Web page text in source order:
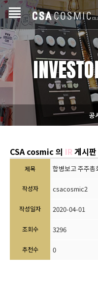
공
CSA cosmic 의 IR게시
제목 합병보고 주주총
작성자 csacosmic2
작성일자 2020-04-01
조회수 3296
추천수 0